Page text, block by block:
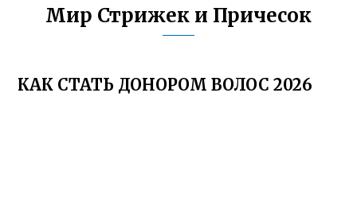
Мир Стрижек и Причесок
КАК СТАТЬ ДОНОРОМ ВОЛОС 2026